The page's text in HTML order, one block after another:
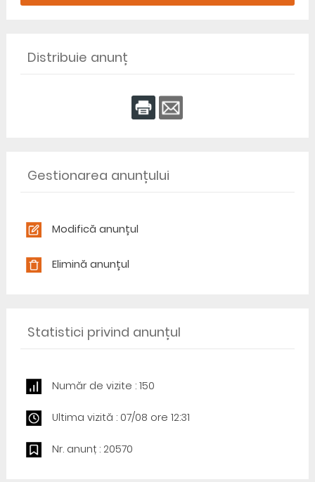
Distribuie anunț
Gestionarea anunțului
Modifică anunțul
Elimină anunțul
Statistici privind anunțul
Număr de vizite : 150
Ultima vizită : 07/08 ore 12:31
Nr. anunț : 20570